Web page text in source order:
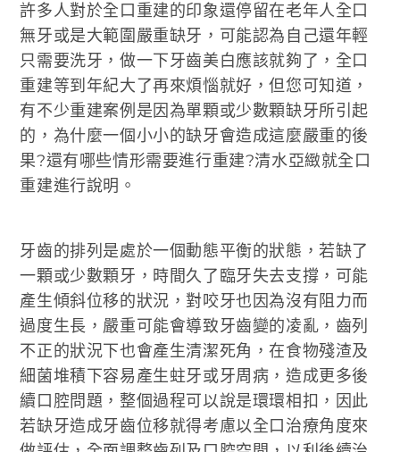
許多人對於全口重建的印象還停留在老年人全口
無牙或是大範圍嚴重缺牙，可能認為自己還年輕
只需要洗牙，做一下牙齒美白應該就夠了，全口
重建等到年紀大了再來煩惱就好，但您可知道，
有不少重建案例是因為單顆或少數顆缺牙所引起
的，為什麼一個小小的缺牙會造成這麼嚴重的後
果?還有哪些情形需要進行重建?清水亞緻就全口
重建進行說明。
牙齒的排列是處於一個動態平衡的狀態，若缺了
一顆或少數顆牙，時間久了臨牙失去支撐，可能
產生傾斜位移的狀況，對咬牙也因為沒有阻力而
過度生長，嚴重可能會導致牙齒變的凌亂，齒列
不正的狀況下也會產生清潔死角，在食物殘渣及
細菌堆積下容易產生蛀牙或牙周病，造成更多後
續口腔問題，整個過程可以說是環環相扣，因此
若缺牙造成牙齒位移就得考慮以全口治療角度來